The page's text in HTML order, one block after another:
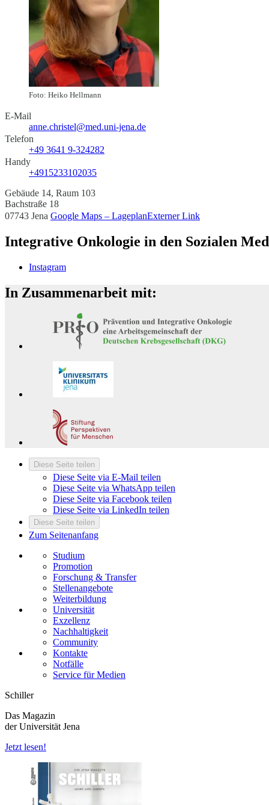
Foto: Heiko Hellmann
E-Mail
anne.christel@med.uni-jena.de
Telefon
+49 3641 9-324282
Handy
+4915233102035
Gebäude 14, Raum 103
Bachstraße 18
07743 Jena Google Maps – LageplanExterner Link
Integrative Onkologie in den Sozialen
Instagram
In Zusammenarbeit mit:
Diese Seite teilen
Diese Seite via E-Mail teilen
Diese Seite via WhatsApp teilen
Diese Seite via Facebook teilen
Diese Seite via LinkedIn teilen
Diese Seite teilen
Zum Seitenanfang
Studium
Promotion
Forschung & Transfer
Stellenangebote
Weiterbildung
Universität
Exzellenz
Nachhaltigkeit
Community
Kontakte
Notfälle
Service für Medien
Schiller
Das Magazin
der Universität Jena
Jetzt lesen!